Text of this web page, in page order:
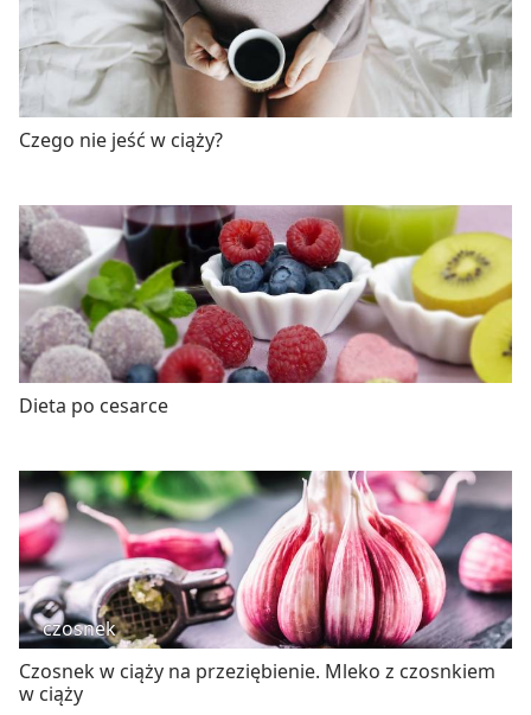
Czego nie jeść w ciąży?
Dieta po cesarce
czosnek
Czosnek w ciąży na przeziębienie. Mleko z czosnkiem
w ciąży